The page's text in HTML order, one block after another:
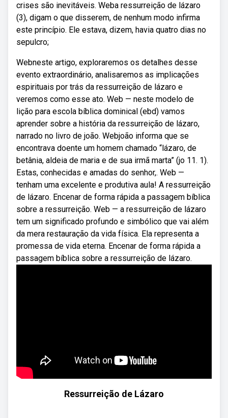
crises são inevitáveis. Weba ressurreição de lázaro
(3), digam o que disserem, de nenhum modo infirma
este princípio. Ele estava, dizem, havia quatro dias no
sepulcro;
Webneste artigo, exploraremos os detalhes desse
evento extraordinário, analisaremos as implicações
espirituais por trás da ressurreição de lázaro e
veremos como esse ato. Web — neste modelo de
lição para escola bíblica dominical (ebd) vamos
aprender sobre a história da ressurreição de lázaro,
narrado no livro de joão. Webjoão informa que se
encontrava doente um homem chamado “lázaro, de
betânia, aldeia de maria e de sua irmã marta” (jo 11. 1).
Estas, conhecidas e amadas do senhor,. Web —
tenham uma excelente e produtiva aula! A ressurreição
de lázaro. Encenar de forma rápida a passagem bíblica
sobre a ressurreição. Web — a ressurreição de lázaro
tem um significado profundo e simbólico que vai além
da mera restauração da vida física. Ela representa a
promessa de vida eterna. Encenar de forma rápida a
passagem bíblica sobre a ressurreição de lázaro.
Ressurreição de Lázaro